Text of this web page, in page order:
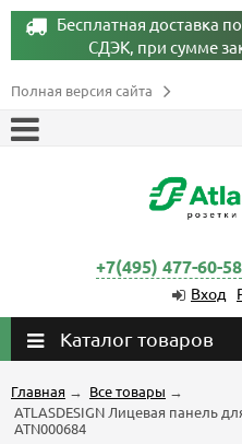
Бесплатная доставка
СДЭК, при сумме
Полная версия сайта
+7(495) 477-60-58
Вход
Каталог товаров
Главная → Все товары →
ATLASDESIGN Лицевая панель
ATN000684